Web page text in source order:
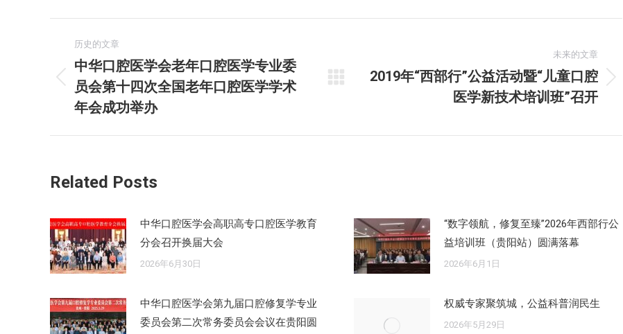
章
导
历史的文章
历
史
中华口腔医学会老年口腔医学专业委
员会第十四次全国老年口腔医学学术
年会成功举办
未来的文章
未
2019年“西部行”公益活动暨“儿童口腔
医学新技术培训班”召开
Related Posts
中华口腔医学会高职高专口腔医学教育
分会召开换届大会
2026年6月30日
“数字领航，修复至臻”2026年西部行公
益培训班（贵阳站）圆满落幕
2026年6月1日
中华口腔医学会第九届口腔修复学专业
委员会第二次常务委员会会议在贵阳圆
权威专家聚筑城，公益科普润民生
2026年5月29日